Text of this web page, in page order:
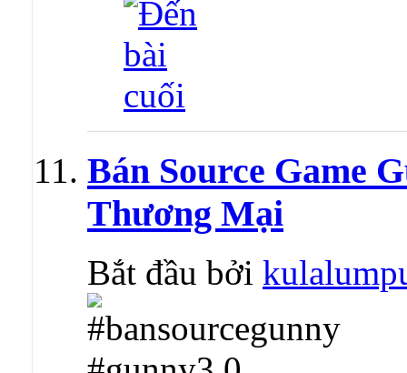
Bán Source Game
Thương Mại
Bắt đầu bởi